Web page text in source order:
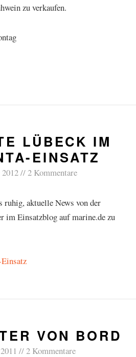
zu verkaufen.
LÜBECK IM
EINSATZ
2012 2 Kommentare
aktuelle News von der
im Einsatzblog auf marine.de zu
VON BORD
2 Kommentare